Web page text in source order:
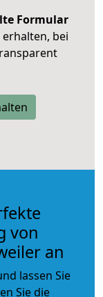
Formular
bei
von
an
lassen Sie
Sie die